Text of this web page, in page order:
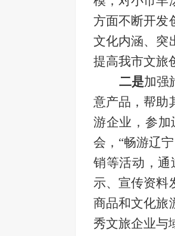
方面不断开发
文化内涵、突
提高我市文旅
二是加强
意产品 ，帮
游企业，参
会， “畅游辽
销等活动 ，通
示、宣传资料
商品和文化旅
秀文旅企业与